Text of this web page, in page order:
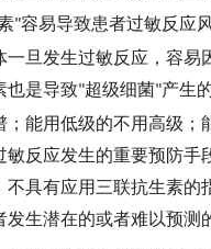
"容易导致患者过敏反应
一旦发生过敏反应，容易
也是导致"超级细菌"产生
；能用低级的不用高级
敏反应发生的重要预防
不具有应用三联抗生素
发生潜在的或者难以预测